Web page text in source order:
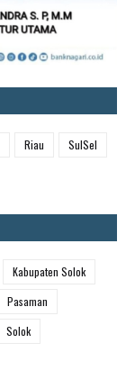
Riau
SulSel
Kabupaten Solok
Pasaman
Solok